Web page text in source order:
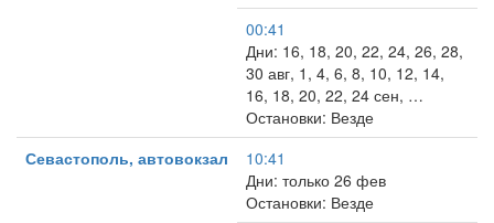
00:41
Дни: 16, 18, 20, 22, 24, 26, 28,
30 авг, 1, 4, 6, 8, 10, 12, 14,
16, 18, 20, 22, 24 сен, …
Остановки: Везде
Севастополь, автовокзал
10:41
Дни: только 26 фев
Остановки: Везде